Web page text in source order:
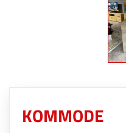
KOMMODE